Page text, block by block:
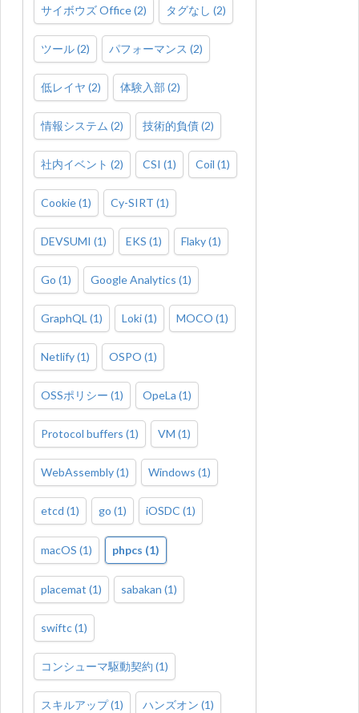
サイボウズ Office(2) タグなし (2)
ツール(2) パフォーマンス (2)
低レイヤ (2) 体験入部 (2)
情報システム (2) 技術的負債(2)
社内イベント (2) CSI (1) Coil (1)
Cookie(1) Cy-SIRT (1)
DEVSUMI (1) EKS (1) Flaky(1)
Go (1) Google Analytics (1)
GraphQL (1) Loki(1) MOCO (1)
Netlify(1) OSPO (1)
OSSポリシー (1) OpeLa (1)
Protocol buffers (1) VM (1)
WebAssembly(1) Windows (1)
etcd (1) go (1) iOSDC (1)
macOS (1) phpcs (1)
placemat (1) sabakan (1)
swiftc(1)
コンシューマ駆動契約 (1)
スキルアップ(1) ハンズオン (1)